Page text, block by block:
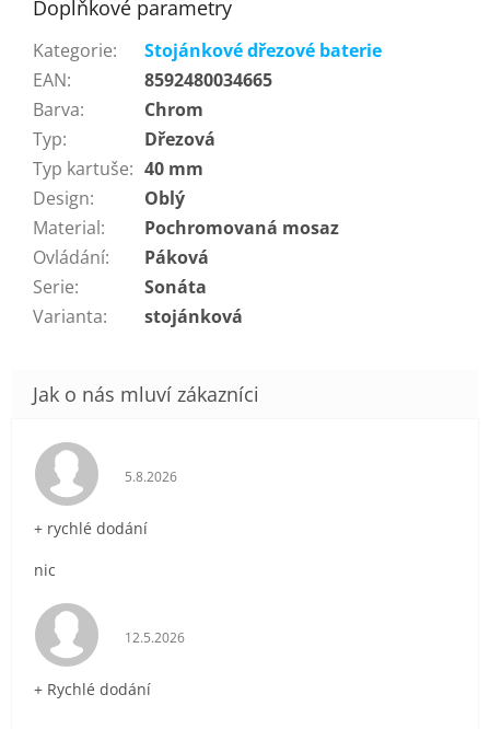
Doplňkové parametry
Kategorie:
Stojánkové dřezové baterie
EAN:
8592480034665
Barva:
Chrom
Typ:
Dřezová
Typ kartuše: 40 mm
Design:
Oblý
Material:
Pochromovaná mosaz
Ovládání:
Páková
Serie:
Sonáta
Varianta: stojánková
Hodnocení obchodu je 5 z 5 hvězdiček.
5.8.2026
+ rychlé dodání
nic
Hodnocení obchodu je 5 z 5 hvězdiček.
12.5.2026
+ Rychlé dodání